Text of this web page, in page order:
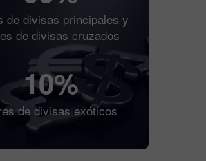
de divisas principales y
de divisas cruzados
10%
de divisas exóticos